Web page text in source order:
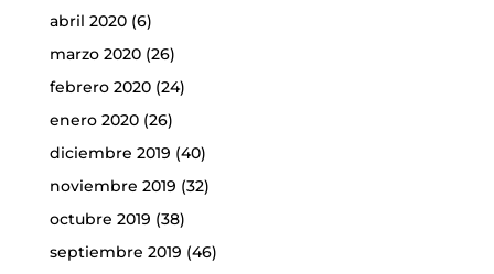
abril 2020(6)
marzo 2020(26)
febrero 2020(24)
enero 2020(26)
diciembre 2019 (40)
noviembre 2019 (32)
octubre 2019 (38)
septiembre 2019 (46)